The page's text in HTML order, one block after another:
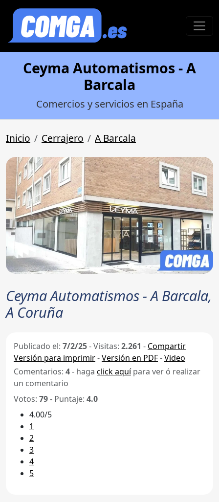
Ceyma Automatismos - A
Barcala
Comercios y servicios en España
Inicio Cerrajero A Barcala
Ceyma Automatismos - A Barcala,
A Coruña
Publicado el: 7/2/25-Visitas: 2.261 - Compartir
Versión para imprimir-Versión en PDF-Video
Comentarios: 4- haga click aquípara ver ó realizar
un comentario
Votos: 79- Puntaje: 4.0
4.00/5
1
2
3
4
5